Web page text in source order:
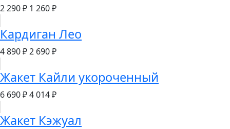
2 290 ₽ 1 260 ₽
Кардиган Лео
4 890 ₽2 690 ₽
Жакет Кайли укороченный
6 690 ₽4 014 ₽
Жакет Кэжуал